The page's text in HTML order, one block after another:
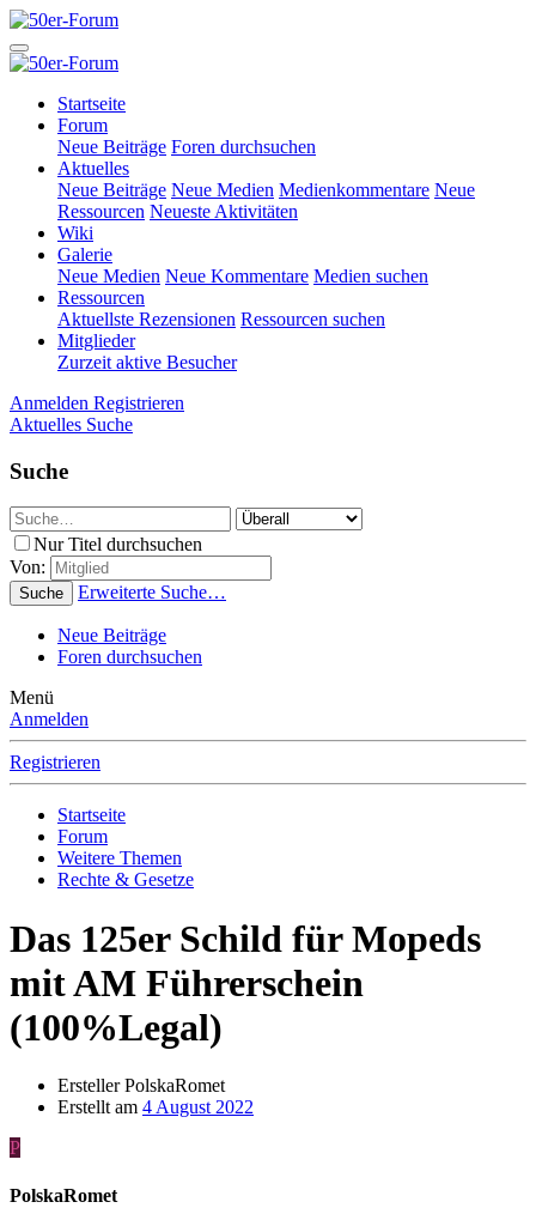
Startseite
Forum
Neue Beiträge Foren durchsuchen
Aktuelles
Neue Beiträge Neue Medien Medienkommentare Neue
Ressourcen Neueste Aktivitäten
Wiki
Galerie
Neue Medien Neue Kommentare Medien suchen
Ressourcen
Aktuellste Rezensionen Ressourcen suchen
Mitglieder
Zurzeit aktive Besucher
Anmelden Registrieren
Aktuelles Suche
Suche
Nur Titel durchsuchen
Von:
Suche Erweiterte Suche…
Neue Beiträge
Foren durchsuchen
Menü
Anmelden
Registrieren
Startseite
Forum
Weitere Themen
Rechte & Gesetze
Das 125er Schild für Mopeds
mit AM Führerschein
(100%Legal)
ErstellerPolskaRomet
Erstellt am 4 August 2022
P
PolskaRomet